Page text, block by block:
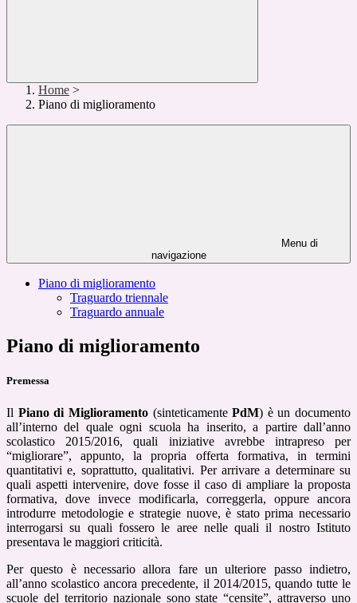
Home >
Piano di miglioramento
Menu di
navigazione
Piano di miglioramento
Traguardo triennale
Traguardo annuale
Piano di miglioramento
Premessa
Il Piano di Miglioramento(sinteticamentePdM) è un documento
all’interno del quale ogni scuola ha inserito, a partire dall’anno
scolastico 2015/2016, quali iniziative avrebbe intrapreso per
“migliorare”, appunto, la propria offerta formativa, in termini
quantitativi e, soprattutto, qualitativi. Per arrivare a determinare su
quali aspetti intervenire, dove fosse il caso di ampliare la proposta
formativa, dove invece modificarla, correggerla, oppure ancora
introdurre metodologie e strategie nuove, è stato prima necessario
interrogarsi su quali fossero le aree nelle quali il nostro Istituto
presentava le maggiori criticità.
Per questo è necessario allora fare un ulteriore passo indietro,
all’anno scolastico ancora precedente, il 2014/2015, quando tutte le
scuole del territorio nazionale sono state “censite”, attraverso uno